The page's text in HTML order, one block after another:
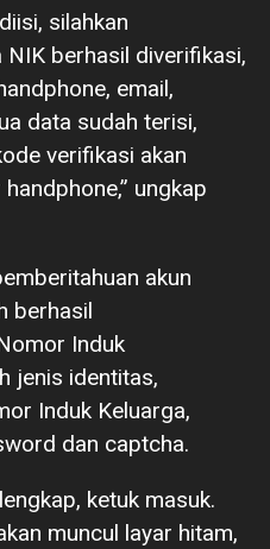
silahkan
berhasil diverifikasi,
email,
data sudah terisi,
verifikasi akan
ungkap
akun
berhasil
Induk
jenis identitas,
Induk Keluarga,
dan captcha.
ketuk masuk.
muncul layar hitam,